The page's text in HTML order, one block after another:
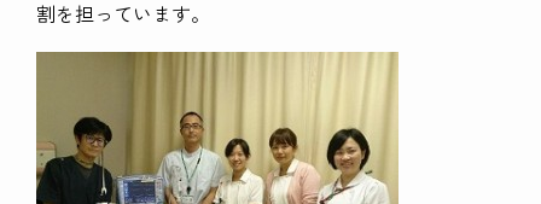
割を担っています。